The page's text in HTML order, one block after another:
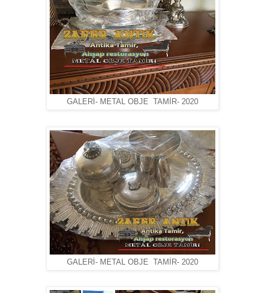
GALERİ- METAL OBJE TAMİR- 2020
GALERİ- METAL OBJE TAMİR- 2020